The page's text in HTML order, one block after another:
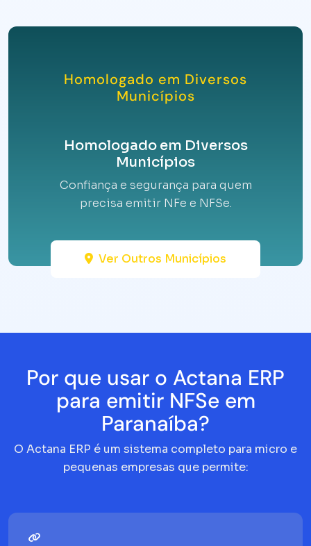
Homologado em Diversos
Municípios
Homologado em Diversos
Municípios
Confiança e segurança para quem
precisa emitir NFe e NFSe.
Ver Outros Municípios
Por que usar o Actana ERP
para emitir NFSe em
Paranaíba?
O Actana ERP é um sistema completo para micro e
pequenas empresas que permite: